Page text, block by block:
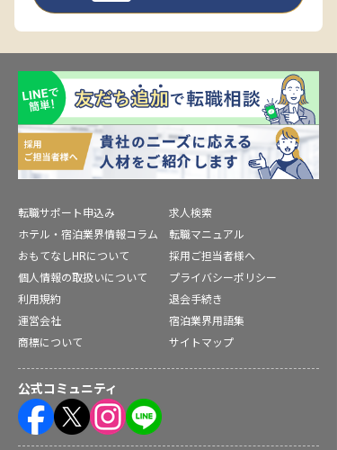
転職サポート申込み
求人検索
ホテル・宿泊業界情報コラム
転職マニュアル
おもてなしHRについて
採用ご担当者様へ
個人情報の取扱いについて
プライバシーポリシー
利用規約
退会手続き
運営会社
宿泊業界用語集
商標について
サイトマップ
公式コミュニティ